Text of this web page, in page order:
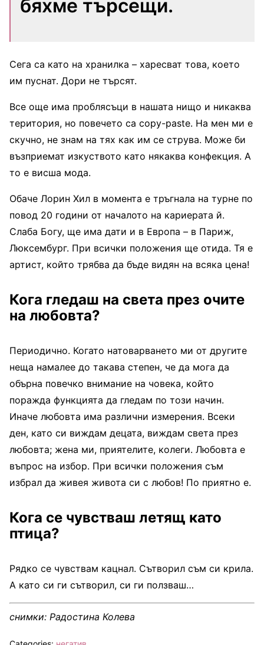
бяхме търсещи.
Сега са като на хранилка – харесват това, което
им пуснат. Дори не търсят.
Все още има проблясъци в нашата нищо и никаква
територия, но повечето са copy-paste. На мен ми е
скучно, не знам на тях как им се струва. Може би
възприемат изкуството като някаква конфекция. А
то е висша мода.
Обаче Лорин Хил в момента е тръгнала на турне по
повод 20 години от началото на кариерата й.
Слаба Богу, ще има дати и в Европа – в Париж,
Люксембург. При всички положения ще отида. Тя е
артист, който трябва да бъде видян на всяка цена!
Кога гледаш на света през очите
на любовта?
Периодично. Когато натоварването ми от другите
неща намалее до такава степен, че да мога да
обърна повечко внимание на човека, който
поражда функцията да гледам по този начин.
Иначе любовта има различни измерения. Всеки
ден, като си виждам децата, виждам света през
любовта; жена ми, приятелите, колеги. Любовта е
въпрос на избор. При всички положения съм
избрал да живея живота си с любов! По приятно е.
Кога се чувстваш летящ като
птица?
Рядко се чувствам кацнал. Сътворил съм си крила.
А като си ги сътворил, си ги ползваш…
снимки: Радостина Колева